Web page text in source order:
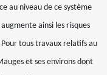
au niveau de ce système
ainsi les risques
tous travaux relatifs au
et ses environs dont